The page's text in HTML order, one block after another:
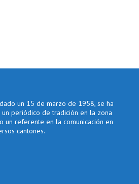
un 15 de marzo de 1958, se ha
periódico de tradición en la zona
un referente en la comunicación en
cantones.